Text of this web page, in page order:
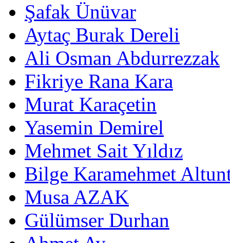
Şafak Ünüvar
Aytaç Burak Dereli
Ali Osman Abdurrezzak
Fikriye Rana Kara
Murat Karaçetin
Yasemin Demirel
Mehmet Sait Yıldız
Bilge Karamehmet
Musa AZAK
Gülümser Durhan